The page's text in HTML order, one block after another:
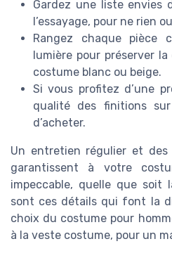
Gardez une liste envies
l’essayage, pour ne rien
Rangez chaque pièce
lumière pour préserver
costume blanc ou beige.
Si vous profitez d’une
qualité des finitions
d’acheter.
Un entretien régulier et des
garantissent à votre
impeccable, quelle que soit
sont ces détails qui font la
choix du costume pour
à la veste costume, pour un